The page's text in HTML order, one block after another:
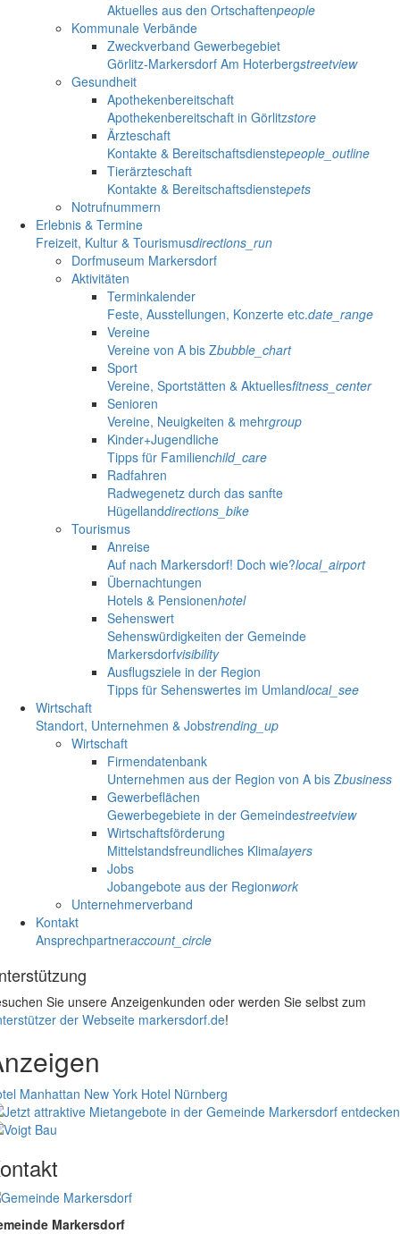
Aktuelles aus den Ortschaftenpeople
Kommunale Verbände
Zweckverband Gewerbegebiet
Görlitz-Markersdorf Am Hoterbergstreetview
Gesundheit
Apothekenbereitschaft
Apothekenbereitschaft in Görlitzstore
Ärzteschaft
Kontakte & Bereitschaftsdienstepeople_outline
Tierärzteschaft
Kontakte & Bereitschaftsdienstepets
Notrufnummern
Erlebnis & Termine
Freizeit, Kultur & Tourismusdirections_run
Dorfmuseum Markersdorf
Aktivitäten
Terminkalender
Feste, Ausstellungen, Konzerte etc.date_range
Vereine
Vereine von A bis Zbubble_chart
Sport
Vereine, Sportstätten & Aktuellesfitness_center
Senioren
Vereine, Neuigkeiten & mehrgroup
Kinder+Jugendliche
Tipps für Familienchild_care
Radfahren
Radwegenetz durch das sanfte
Hügellanddirections_bike
Tourismus
Anreise
Auf nach Markersdorf! Doch wie?local_airport
Übernachtungen
Hotels & Pensionenhotel
Sehenswert
Sehenswürdigkeiten der Gemeinde
Markersdorfvisibility
Ausflugsziele in der Region
Tipps für Sehenswertes im Umlandlocal_see
Wirtschaft
Standort, Unternehmen & Jobstrending_up
Wirtschaft
Firmendatenbank
Unternehmen aus der Region von A bis Zbusiness
Gewerbeflächen
Gewerbegebiete in der Gemeindestreetview
Wirtschaftsförderung
Mittelstandsfreundliches Klimalayers
Jobs
Jobangebote aus der Regionwork
Unternehmerverband
Kontakt
Ansprechpartneraccount_circle
Sie unsere Anzeigenkunden oder werden Sie selbst zum
der Webseite markersdorf.de!
Manhattan New York Hotel Nürnberg
Markersdorf